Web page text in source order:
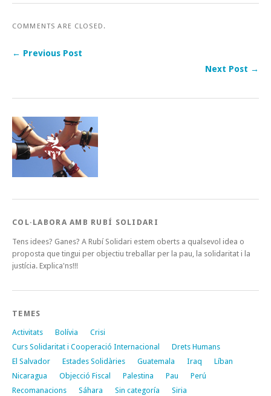
COMMENTS ARE CLOSED.
← Previous Post
Next Post →
COL·LABORA AMB RUBÍ SOLIDARI
Tens idees? Ganes? A Rubí Solidari estem oberts a qualsevol idea o
proposta que tingui per objectiu treballar per la pau, la solidaritat i la
justícia. Explica'ns!!!
TEMES
Activitats Bolívia
Crisi
Curs Solidaritat i Cooperació Internacional
Drets Humans
El Salvador
Estades Solidàries Guatemala Iraq
Líban
Nicaragua
Objecció Fiscal Palestina Pau
Perú
Recomanacions
Sáhara Sin categoría
Siria